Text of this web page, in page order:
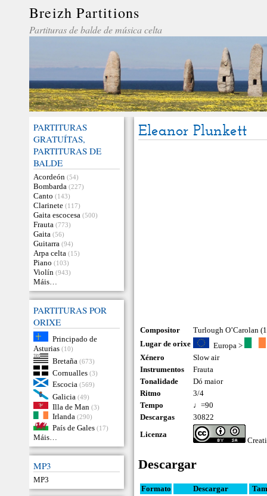
Breizh Partitions
Partituras de balde de música celta
PARTITURAS
GRATUÍTAS,
PARTITURAS DE
BALDE
Acordeón (54)
Bombarda (227)
Canto (143)
Clarinete (117)
Gaita escocesa (500)
Frauta (773)
Gaita (56)
Guitarra (94)
Arpa celta (15)
Piano (103)
Violín (943)
Máis…
PARTITURAS POR
ORIXE
Principado de
Asturias (10)
Bretaña (673)
Cornualles (3)
Escocia (569)
Galicia (49)
Illa de Man (3)
Irlanda (290)
País de Gales (17)
Máis…
MP3
MP3
Eleanor Plunkett
Compositor
Turlough O’Carolan
Lugar de orixe
Europa>
Xénero
Slow air
Instrumentos
Frauta
Tonalidade
Dó maior
Ritmo
3/4
Tempo
♩=90
Descargas
30822
Licenza
Descargar
Formato Descargar